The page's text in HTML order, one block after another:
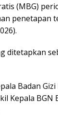
(MBG)
penetapan
ditetapkan
Badan
Kepala